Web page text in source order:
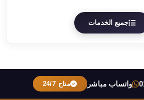
جميع الخدمات
واتساب مباشر متاح 24/7